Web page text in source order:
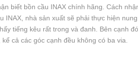
biết bồn cầu INAX chính hãng. Cách
nhà sản xuất sẽ phải thực hiện
tiếng kêu rất trong và đanh. Bên cạnh
cả các góc cạnh đều không có ba via.